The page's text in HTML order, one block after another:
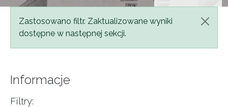
Komunikat
Zastosowano filtr. Zaktualizowane wyniki
dostępne w następnej sekcji.
Informacje
Filtry: